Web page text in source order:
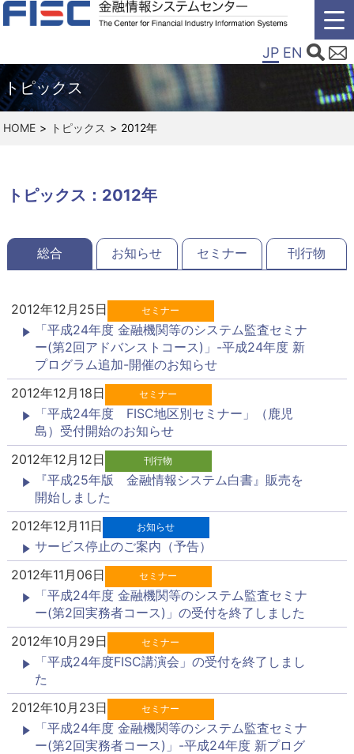
JP EN
トピックス
HOME トピックス 2012年
トピックス：2012年
総合 お知らせ セミナー 刊行物
2012年12月25日 セミナー
「平成24年度 金融機関等のシステム監査セミナ
ー(第2回アドバンストコース)」-平成24年度 新
プログラム追加-開催のお知らせ
2012年12月18日
セミナー
「平成24年度 FISC地区別セミナー」（鹿児
島）受付開始のお知らせ
2012年12月12日
刊行物
『平成25年版 金融情報システム白書』販売を
開始しました
2012年12月11日
お知らせ
サービス停止のご案内（予告）
2012年11月06日
セミナー
「平成24年度 金融機関等のシステム監査セミナ
ー(第2回実務者コース)」の受付を終了しました
2012年10月29日
セミナー
「平成24年度FISC講演会」の受付を終了しまし
た
2012年10月23日
セミナー
「平成24年度 金融機関等のシステム監査セミナ
ー(第2回実務者コース)」-平成24年度 新プログ